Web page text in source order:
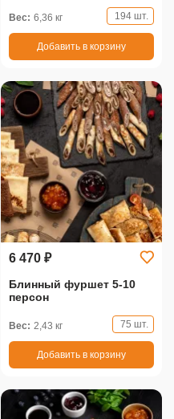
Вес: 6,36 кг 194 шт.
Добавить в корзину
6 470 ₽
Блинный фуршет 5-10
персон
Вес: 2,43 кг 75 шт.
Добавить в корзину